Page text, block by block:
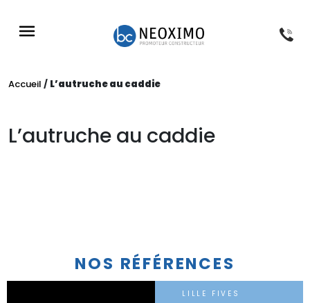
Accueil / L’autruche au caddie
L’autruche au caddie
NOS RÉFÉRENCES
LILLE FIVES